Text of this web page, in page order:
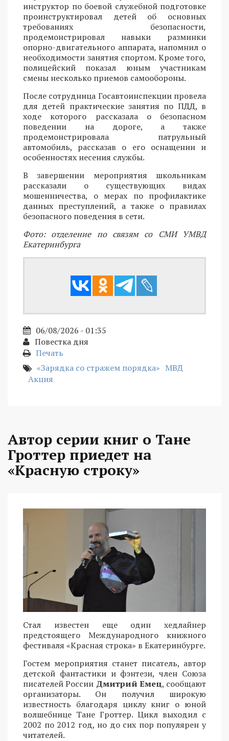
инструктор по боевой служебной подготовке
проинструктировал детей об основных
требованиях безопасности,
продемонстрировал навыки разминки
опорно-двигательного аппарата, напомнил о
необходимости занятия спортом. Кроме того,
полицейский показал юным участникам
смены несколько приемов самообороны.
После сотрудница Госавтоинспекции провела
для детей практические занятия по ПДД, в
ходе которого рассказала о безопасном
поведении на дороге, а также
продемонстрировала патрульный
автомобиль, рассказав о его оснащении и
особенностях несения службы.
В завершении мероприятия школьникам
рассказали о существующих видах
мошенничества, о мерах по профилактике
данных преступлений, а также о правилах
безопасного поведения в сети.
Фото: отделение по связям со СМИ УМВД
Екатеринбурга
06/08/2026 - 01:35
Повестка дня
Печать
«Зарядка со стражем порядка» МВД
Акция
Автор серии книг о Тане
Гроттер приедет на
«Красную строку»
Стал известен еще один хедлайнер
предстоящего Международного книжного
фестиваля «Красная строка» в Екатеринбурге.
Гостем мероприятия станет писатель, автор
детской фантастики и фэнтези, член Союза
писателей России Дмитрий Емец, сообщают
организаторы. Он получил широкую
известность благодаря циклу книг о юной
волшебнице Тане Гроттер. Цикл выходил с
2002 по 2012 год, но до сих пор популярен у
читателей.